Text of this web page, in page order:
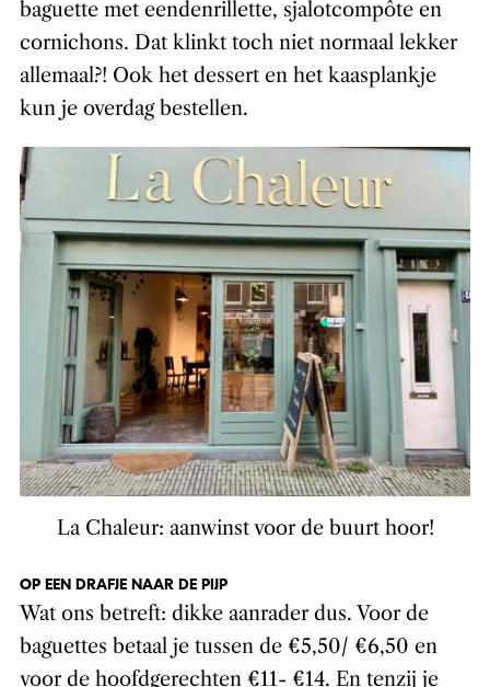
baguette met eendenrillette, sjalotcompôte en
cornichons. Dat klinkt toch niet normaal lekker
allemaal?! Ook het dessert en het kaasplankje
kun je overdag bestellen.
La Chaleur: aanwinst voor de buurt hoor!
OP EEN DRAFJE NAAR DE PIJP
Wat ons betreft: dikke aanrader dus. Voor de
baguettes betaal je tussen de €5,50/ €6,50 en
voor de hoofdgerechten €11- €14. En tenzij je